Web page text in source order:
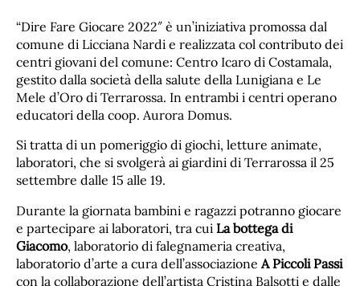
“Dire Fare Giocare 2022″ è un’iniziativa promossa dal
comune di Licciana Nardi e realizzata col contributo dei
centri giovani del comune: Centro Icaro di Costamala,
gestito dalla società della salute della Lunigiana e Le
Mele d’Oro di Terrarossa. In entrambi i centri operano
educatori della coop. Aurora Domus.
Si tratta di un pomeriggio di giochi, letture animate,
laboratori, che si svolgerà ai giardini di Terrarossa il 25
settembre dalle 15 alle 19.
Durante la giornata bambini e ragazzi potranno giocare
e partecipare ai laboratori, tra cui La bottega di
Giacomo, laboratorio di falegnameria creativa,
laboratorio d’arte a cura dell’associazioneA Piccoli Passi
con la collaborazione dell’artista Cristina Balsotti e dalle